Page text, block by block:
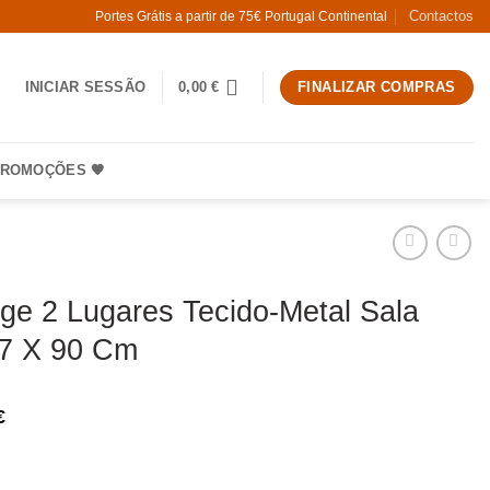
Portes Grátis a partir de 75€ Portugal Continental Contactos
INICIAR SESSÃO 0,00€ FINALIZAR COMPRAS
🧡
2 Lugares Tecido-Metal Sala
X 90 Cm